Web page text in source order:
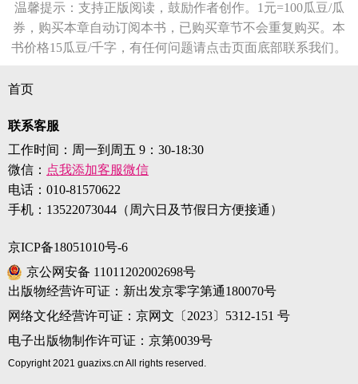
温馨提示：支持正版阅读，鼓励作者创作。1元=100瓜豆/瓜
券，购买本章自动订阅本书，已购买章节不会重复购买。本
书价格15瓜豆/千字，有任何问题请点击页面底部联系我们。
首页
联系客服
工作时间：周一到周五 9：30-18:30
微信： 点我添加客服微信
电话： 010-81570622
手机： 13522073044（周六日及节假日方便接通）
京ICP备18051010号-6
京公网安备 11011202002698号
出版物经营许可证：新出发京零字第通180070号
网络文化经营许可证：京网文〔2023〕5312-151 号
电子出版物制作许可证：京第0039号
Copyright 2021 guazixs.cn All rights reserved.